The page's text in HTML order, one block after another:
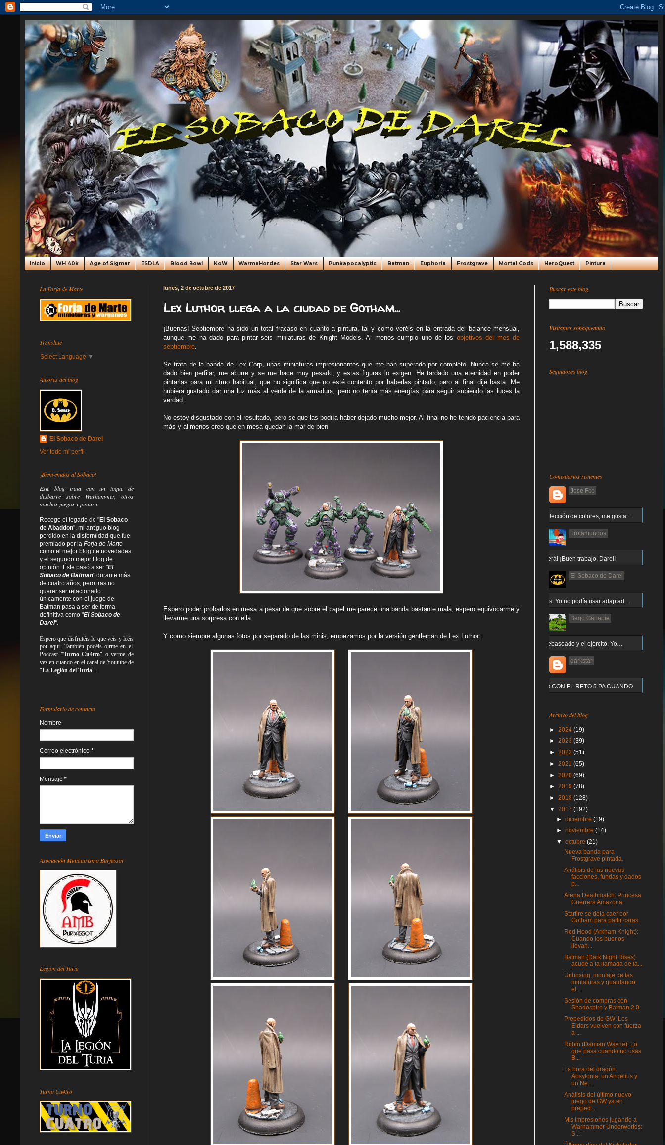
Inicio WH 40k Age of Sigmar ESDLA Blood Bowl KoW WarmaHordes Star Wars Punkapocalyptic Batman Euphoria Frostgrave Mortal Gods HeroQuest Pintura
lunes, 2 de octubre de 2017
Lex Luthor llega a la ciudad de Gotham...
¡Buenas! Septiembre ha sido un total fracaso en cuanto a pintura, tal y como veréis en la entrada del balance mensual,
aunque me ha dado para pintar seis miniaturas de Knight Models. Al menos cumplo uno de los objetivos del mes de
septiembre.
Se trata de la banda de Lex Corp, unas miniaturas impresionantes que me han superado por completo. Nunca se me ha
dado bien perfilar, me aburre y se me hace muy pesado, y estas figuras lo exigen. He tardado una eternidad en poder
pintarlas para mi ritmo habitual, que no significa que no esté contento por haberlas pintado; pero al final dije basta. Me
hubiera gustado dar una luz más al verde de la armadura, pero no tenía más energías para seguir subiendo las luces la
verdad.
No estoy disgustado con el resultado, pero se que las podría haber dejado mucho mejor. Al final no he tenido paciencia para
más y al menos creo que en mesa quedan la mar de bien
Espero poder probarlos en mesa a pesar de que sobre el papel me parece una banda bastante mala, espero equivocarme y
llevarme una sorpresa con ella.
Y como siempre algunas fotos por separado de las minis, empezamos por la versión gentleman de Lex Luthor:
La Forja de Marte
Translate
Select Language ▼
Autores del blog
El Sobaco de Darel
Ver todo mi perfil
¡Bienvenidos al Sobaco!
Este blog trata con un toque de
desbarre sobre Warhammer, otros
muchos juegos y pintura.
Recoge el legado de "El Sobaco
de Abaddon", mi antiguo blog
perdido en la disformidad que fue
premiado por la Forja de Marte
como el mejor blog de novedades
y el segundo mejor blog de
opinión. Éste pasó a ser "El
Sobaco de Batman" durante más
de cuatro años, pero tras no
querer ser relacionado
únicamente con el juego de
Batman pasa a ser de forma
definitiva como "El Sobaco de
Darel".
Espero que disfrutéis lo queveis yleéis
por aquí. También podéis oírme en el
Podcast "Turno Cu4tro" o verme de
vez en cuando en el canal de Youtube de
"La Legión del Turia".
Formulario de contacto
Nombre
Correo electrónico *
Mensaje *
Asociación Miniaturismo Burjassot
Legion del Turia
Turno Cu4tro
Buscar este blog
Visitantes sobaqueando
1,588,335
Seguidores blog
Comentarios recientes
Jose Fco
Muy buena elección de colores, me gusta.…
Trotamundos
¡Arnor no caerá! ¡Buen trabajo, Darel!
El Sobaco de Darel
Jajaja gracias. Yo no podía usar adaptad…
Bago Ganapie
Increíble el rebaseado y el ejército. Yo…
darkstar
Y QUE PASO CON EL RETO 5 PA CUANDO
Archivo del blog
► 2024 (19)
► 2023 (39)
► 2022 (51)
► 2021 (65)
► 2020 (69)
► 2019 (78)
► 2018 (128)
▼ 2017 (192)
►diciembre(19)
►noviembre(14)
▼octubre(21)
Nueva banda para
Frostgrave pintada.
Análisis de las nuevas
facciones, fundas y dados
p...
Arena Deathmatch: Princesa
Guerrera Amazona
Starfire se deja caer por
Gotham para partir caras.
Red Hood (Arkham Knight):
Cuando los buenos
llevan...
Batman (Dark Night Rises)
acude a la llamada de la...
Unboxing, montaje de las
miniaturas y guardando
el...
Sesión de compras con
Shadespire y Batman 2.0.
Prepedidos de GW: Los
Eldars vuelven con fuerza
a ...
Robin (Damian Wayne): Lo
que pasa cuando no usas
B...
La hora del dragón:
Absylonia, un Angelius y
un Ne...
Análisis del último nuevo
juego de GW ya en
preped...
Mis impresiones jugando a
Warhammer Underworlds:
S...